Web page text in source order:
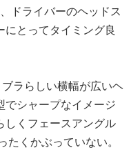
ドライバーのヘッドス
とってタイミング良
ラらしい横幅が広いヘ
でシャープなイメージ
しくフェースアングル
たくかぶっていない。